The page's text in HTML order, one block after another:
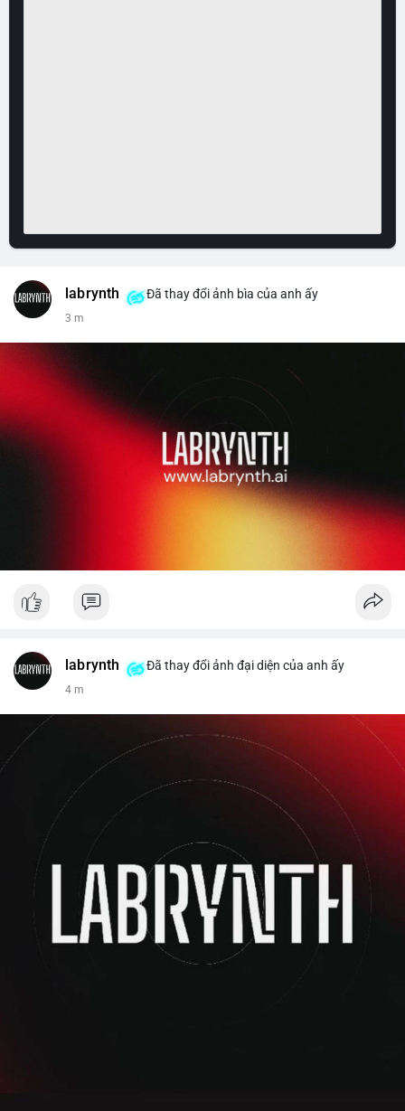
labrynth Đã thay đổi ảnh bìa của anh ấy
3 m
labrynth Đã thay đổi ảnh đại diện của anh ấy
4 m